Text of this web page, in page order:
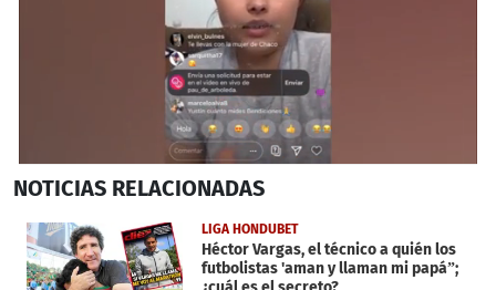
seconds
6
minutes,
39
seconds
NOTICIAS RELACIONADAS
LIGA HONDUBET
Héctor Vargas, el técnico a quién los
futbolistas 'aman y llaman mi papá”;